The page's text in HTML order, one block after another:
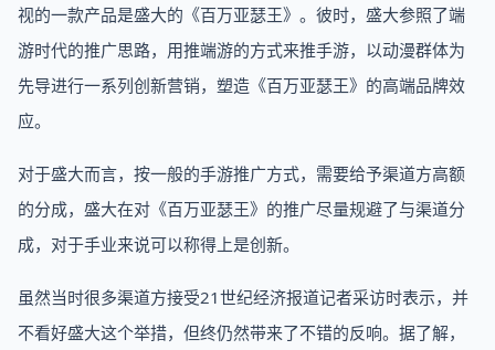
视的一款产品是盛大的《百万亚瑟王》。彼时，盛大参照了端
游时代的推广思路，用推端游的方式来推手游，以动漫群体为
先导进行一系列创新营销，塑造《百万亚瑟王》的高端品牌效
应。
对于盛大而言，按一般的手游推广方式，需要给予渠道方高额
的分成，盛大在对《百万亚瑟王》的推广尽量规避了与渠道分
成，对于手业来说可以称得上是创新。
虽然当时很多渠道方接受21世纪经济报道记者采访时表示，并
不看好盛大这个举措，但终仍然带来了不错的反响。据了解，